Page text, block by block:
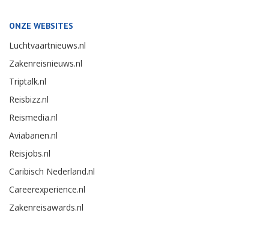
ONZE WEBSITES
Luchtvaartnieuws.nl
Zakenreisnieuws.nl
Triptalk.nl
Reisbizz.nl
Reismedia.nl
Aviabanen.nl
Reisjobs.nl
Caribisch Nederland.nl
Careerexperience.nl
Zakenreisawards.nl